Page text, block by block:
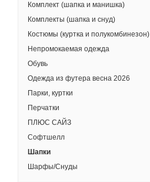
Комплект (шапка и манишка)
Комплекты (шапка и снуд)
Костюмы (куртка и полукомбинезон)
Непромокаемая одежда
Обувь
Одежда из футера весна 2026
Парки, куртки
Перчатки
ПЛЮС САЙЗ
Софтшелл
Шапки
Шарфы/Снуды